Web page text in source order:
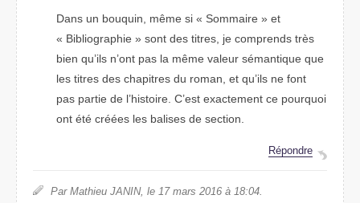
Dans un bouquin, même si « Sommaire » et
« Bibliographie » sont des titres, je comprends très
bien qu’ils n’ont pas la même valeur sémantique que
les titres des chapitres du roman, et qu’ils ne font
pas partie de l’histoire. C’est exactement ce pourquoi
ont été créées les balises de section.
Répondre
Par Mathieu JANIN, le 17 mars 2016 à 18:04.